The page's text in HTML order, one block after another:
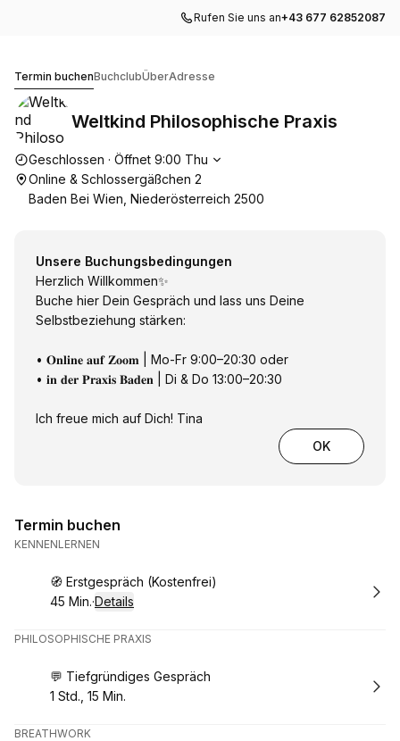
Rufen Sie uns an+43 677 62852087
Termin buchenBuchclubÜberAdresse
Weltkind Philosophische Praxis
Die Öffnungszeiten
Geschlossen · Öffnet 9:00 Thu
Online & Schlossergäßchen 2
Baden Bei Wien, Niederösterreich 2500
Unsere Buchungsbedingungen
Herzlich Willkommen✨
Buche hier Dein Gespräch und lass uns Deine
Selbstbeziehung stärken:
• 𝐎𝐧𝐥𝐢𝐧𝐞 𝐚𝐮𝐟 𝐙𝐨𝐨𝐦 | Mo-Fr 9:00–20:30 oder
• 𝐢𝐧 𝐝𝐞𝐫 𝐏𝐫𝐚𝐱𝐢𝐬 𝐁𝐚𝐝𝐞𝐧 | Di & Do 13:00–20:30
Ich freue mich auf Dich! Tina
OK
Termin buchen
KENNENLERNEN
Buchen
🧭 Erstgespräch (Kostenfrei)
.Dauer:
45 Min.·Details
PHILOSOPHISCHE PRAXIS
Buchen
💬 Tiefgründiges Gespräch
. Dauer
1 Std., 15 Min.
BREATHWORK